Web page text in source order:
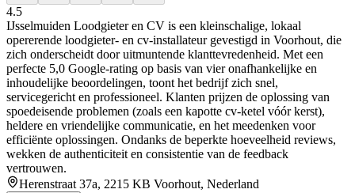
4.5
IJsselmuiden Loodgieter en CV is een kleinschalige, lokaal
opererende loodgieter- en cv-installateur gevestigd in Voorhout, die
zich onderscheidt door uitmuntende klanttevredenheid. Met een
perfecte 5,0 Google-rating op basis van vier onafhankelijke en
inhoudelijke beoordelingen, toont het bedrijf zich snel,
servicegericht en professioneel. Klanten prijzen de oplossing van
spoedeisende problemen (zoals een kapotte cv-ketel vóór kerst),
heldere en vriendelijke communicatie, en het meedenken voor
efficiënte oplossingen. Ondanks de beperkte hoeveelheid reviews,
wekken de authenticiteit en consistentie van de feedback
vertrouwen.
Herenstraat 37a, 2215 KB Voorhout, Nederland